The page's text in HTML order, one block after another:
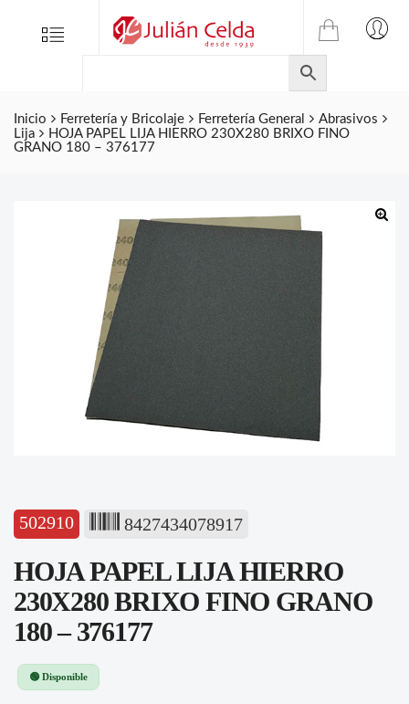
Menu
TIENDA
ONLINE
DE
JULIAN
CELDA
Inicio Ferretería y Bricolaje Ferretería General
Abrasivos
Lija
HOJA PAPEL LIJA HIERRO 230X280 BRIXO FINO
GRANO 180 – 376177
502910 8427434078917
HOJA PAPEL LIJA HIERRO
230X280 BRIXO FINO GRANO
180 – 376177
🟢 Disponible
Folletos
Contacto